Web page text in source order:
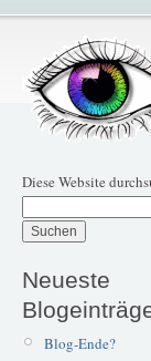
Diese Website
Neueste
Blog-Ende?